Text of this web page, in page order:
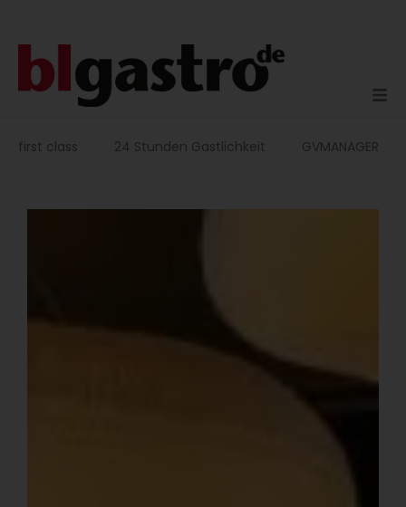
first class 24 Stunden Gastlichkeit GVMANAGER